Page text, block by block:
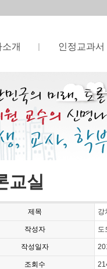
개 인정교과서
교실
제목 강
작성자 도
작성일자
조회수